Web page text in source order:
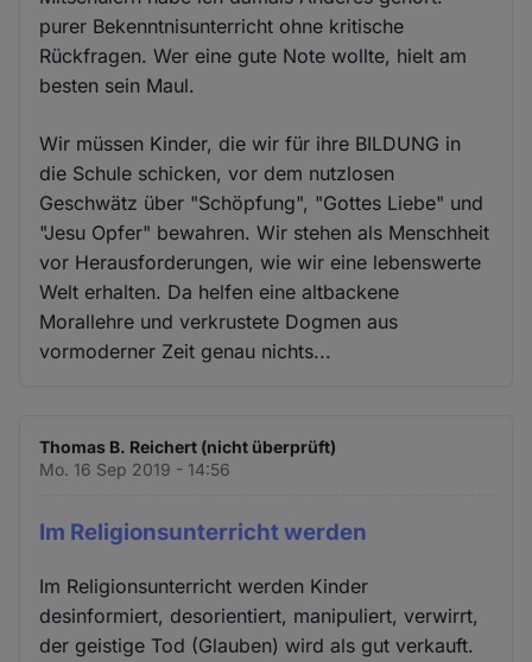
purer Bekenntnisunterricht ohne kritische
Rückfragen. Wer eine gute Note wollte, hielt am
besten sein Maul.
Wir müssen Kinder, die wir für ihre BILDUNG in
die Schule schicken, vor dem nutzlosen
Geschwätz über "Schöpfung", "Gottes Liebe" und
"Jesu Opfer" bewahren. Wir stehen als Menschheit
vor Herausforderungen, wie wir eine lebenswerte
Welt erhalten. Da helfen eine altbackene
Morallehre und verkrustete Dogmen aus
vormoderner Zeit genau nichts...
Thomas B. Reichert (nicht überprüft)
Mo. 16 Sep 2019 - 14:56
Im Religionsunterricht werden
Im Religionsunterricht werden Kinder
desinformiert, desorientiert, manipuliert, verwirrt,
der geistige Tod (Glauben) wird als gut verkauft.